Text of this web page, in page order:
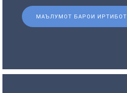
МАЪЛУМОТ БАРОИ ИРТИБОТ